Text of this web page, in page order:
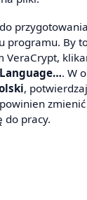
programu. By
VeraCrypt,
Language…. W
,
powinien
do pracy.